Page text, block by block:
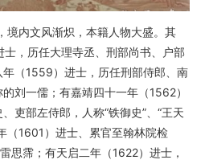
境内文风渐炽，本籍人物大盛。其
，历任大理寺丞、刑部尚书、户部
（1559）进士，历任刑部侍郎、南
刘一儒；有嘉靖四十一年（1562）
吏部左侍郎，人称“铁御史”、“王天
（1601）进士、累官至翰林院检
思霈；有天启二年（1622）进士，